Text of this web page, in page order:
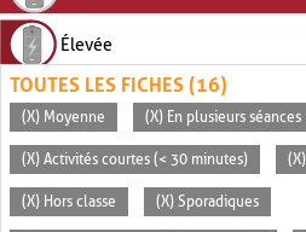
Élevée
TOUTES LES FICHES (16)
(X) Moyenne (X) En plusieurs séances
(X) Activités courtes (< 30 minutes)
(X) Hors classe (X) Sporadiques